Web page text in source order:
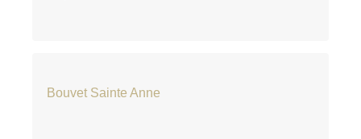
Bouvet Sainte Anne